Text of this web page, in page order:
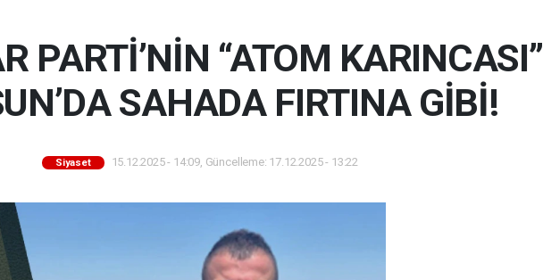
PARTİ’NİN “ATOM KARINCASI”
SAHADA FIRTINA GİBİ!
Siyaset 15.12.2025 - 14:09, Güncelleme: 17.12.2025 - 13:22